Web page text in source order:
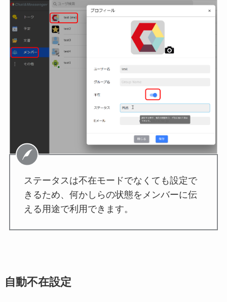
ステータスは不在モードでなくても設定で
きるため、何かしらの状態をメンバーに伝
える用途で利用できます。
自動不在設定